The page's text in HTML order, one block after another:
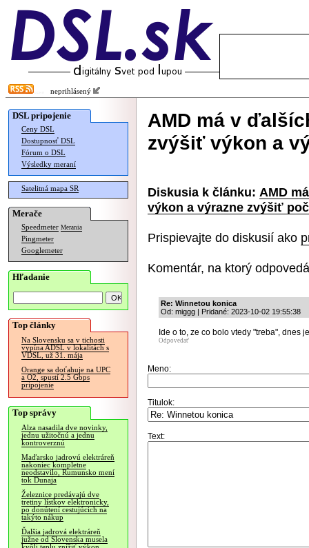
neprihlásený
DSL pripojenie
Ceny DSL
Dostupnosť DSL
Fórum o DSL
Výsledky meraní
Satelitná mapa SR
Merače
Speedmeter Merania
Pingmeter
Googlemeter
Hľadanie
Top články
Na Slovensku sa v tichosti
vypína ADSL v lokalitách s
VDSL, už 31. mája
Orange sa doťahuje na UPC
a O2, spustí 2.5 Gbps
pripojenie
Top správy
Alza nasadila dve novinky,
jednu užitočnú a jednu
kontroverznú
Maďarsko jadrovú elektráreň
nakoniec kompletne
neodstavilo, Rumunsko mení
tok Dunaja
Železnice predávajú dve
tretiny lístkov elektronicky,
po donútení cestujúcich na
takýto nákup
Ďalšia jadrová elektráreň
južne od Slovenska musela
AMD má v
zvýšiť výkon a
Diskusia k článku: AMD
výkon a výrazne zvýšiť
Prispievajte do diskusií ako
Komentár, na ktorý
Re: Winnetou konica
Od: miggg | Pridané: 2023-10-02 19:55:38
Ide o to, ze co bolo vtedy "treba", dnes
Odpovedať
Meno:
Titulok:
Text: